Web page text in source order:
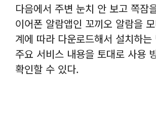
다음에서 주변 눈치 안 보고 쪽잠
이어폰 알람앱인 꼬끼오 알람을
계에 따라 다운로드해서 설치하는
주요 서비스 내용을 토대로 사용
확인할 수 있다.